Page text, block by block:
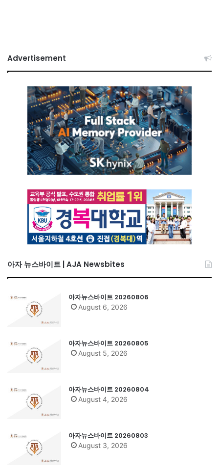
Advertisement
아자 뉴스바이트 | AJA Newsbites
아자뉴스바이트 20260806
August 6, 2026
아자뉴스바이트 20260805
August 5, 2026
아자뉴스바이트 20260804
August 4, 2026
아자뉴스바이트 20260803
August 3, 2026